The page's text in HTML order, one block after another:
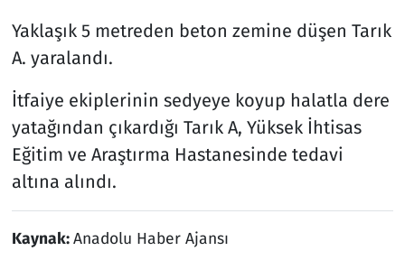
Yaklaşık 5 metreden beton zemine düşen Tarık
A. yaralandı.
İtfaiye ekiplerinin sedyeye koyup halatla dere
yatağından çıkardığı Tarık A, Yüksek İhtisas
Eğitim ve Araştırma Hastanesinde tedavi
altına alındı.
Kaynak:Anadolu Haber Ajansı
Televizyon